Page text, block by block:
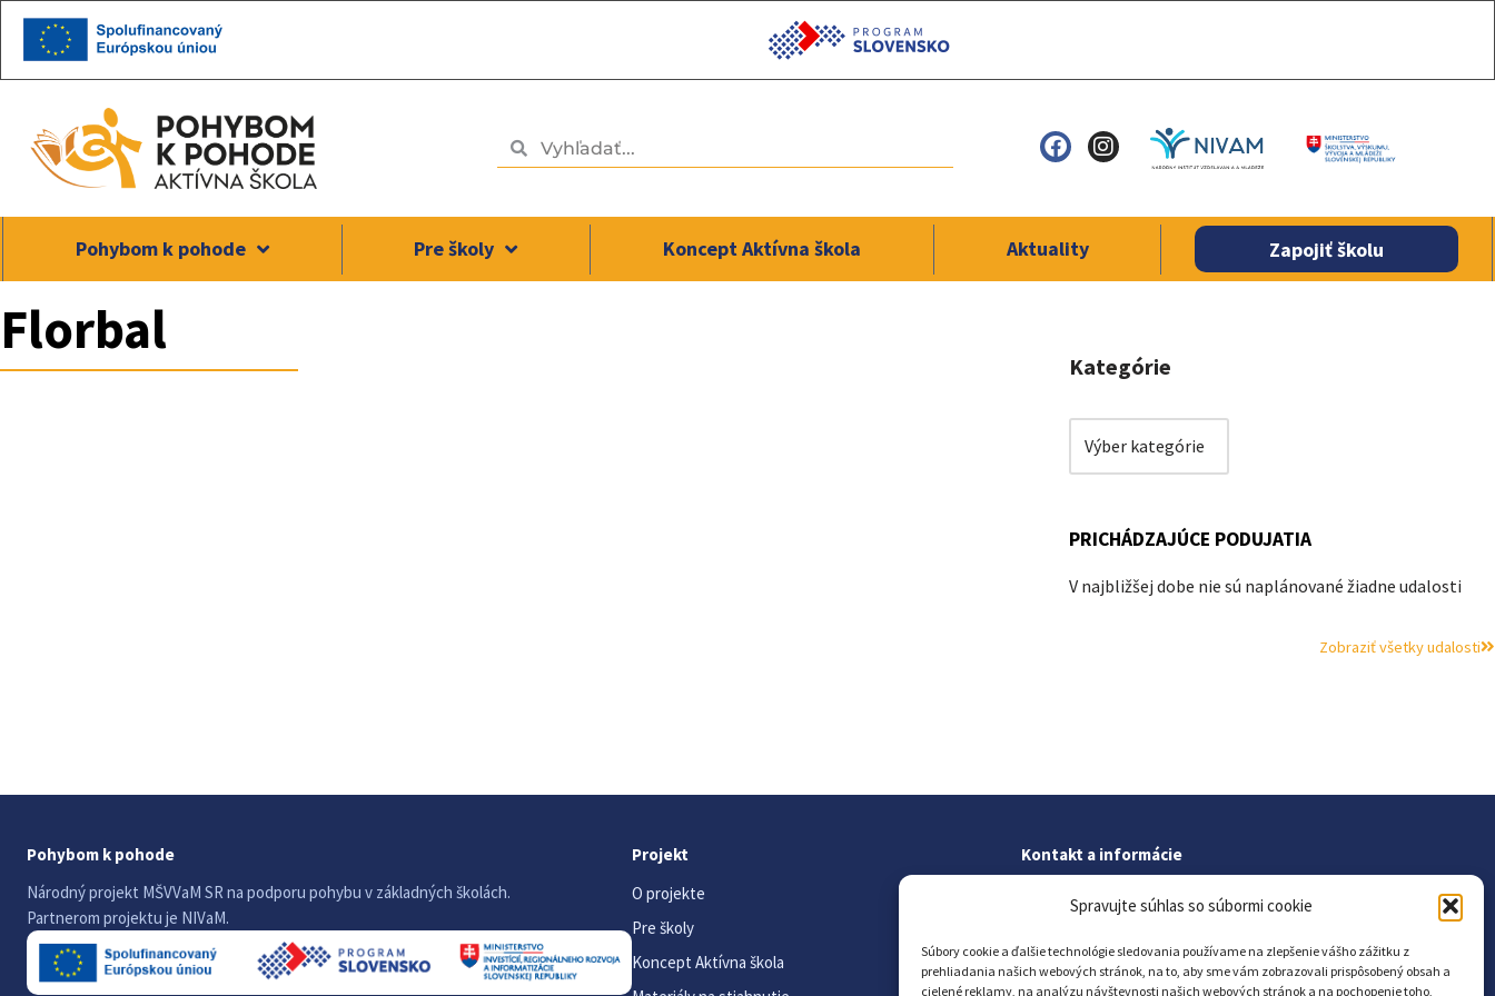
Spravujte súhlas so súbormi cookie
Súbory cookie a ďalšie technológie sledovania používame na zlepšenie vášho zážitku z
prehliadania našich webových stránok, na to, aby sme vám zobrazovali prispôsobený obsah a
cielené reklamy, na analýzu návštevnosti našich webových stránok a na pochopenie toho,
Preskočiť
Pohybom k pohode Pre školy Koncept Aktívna škola Aktuality Zapojiť školu
Florbal
Kategórie
PRICHÁDZAJÚCE PODUJATIA
V najbližšej dobe nie sú naplánované žiadne udalosti
Zobraziť všetky udalosti
Pohybom k pohode
Národný projekt MŠVVaM SR na podporu pohybu v základných školách.
Partnerom projektu je NIVaM.
Projekt
O projekte
Pre školy
Koncept Aktívna škola
Kontakt a informácie
Vyhlásenie o prístupnosti